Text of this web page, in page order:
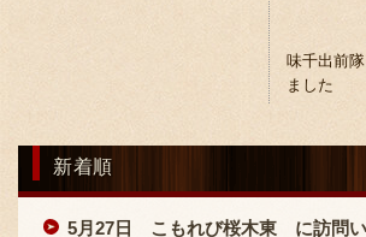
味千出前
ました
新着順
5月27日 こもれび桜木東 に訪問い